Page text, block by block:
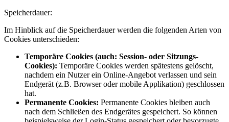
Speicherdauer:
Im Hinblick auf die Speicherdauer werden die folgenden Arten von
Cookies unterschieden:
Temporäre Cookies (auch: Session- oder Sitzungs-
Cookies): Temporäre Cookies werden spätestens gelöscht,
nachdem ein Nutzer ein Online-Angebot verlassen und sein
Endgerät (z.B. Browser oder mobile Applikation) geschlossen
hat.
Permanente Cookies: Permanente Cookies bleiben auch
nach dem Schließen des Endgerätes gespeichert. So können